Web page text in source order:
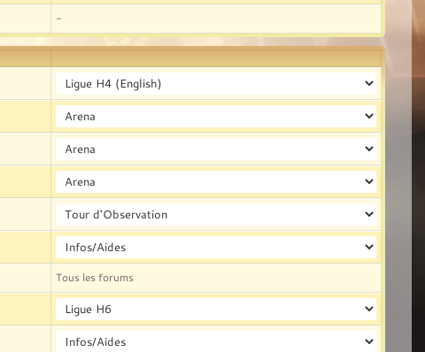
-
Tous les forums